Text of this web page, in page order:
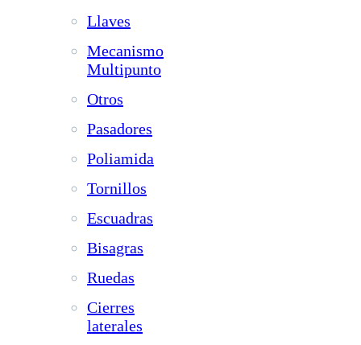
Llaves
Mecanismo
Multipunto
Otros
Pasadores
Poliamida
Tornillos
Escuadras
Bisagras
Ruedas
Cierres
laterales